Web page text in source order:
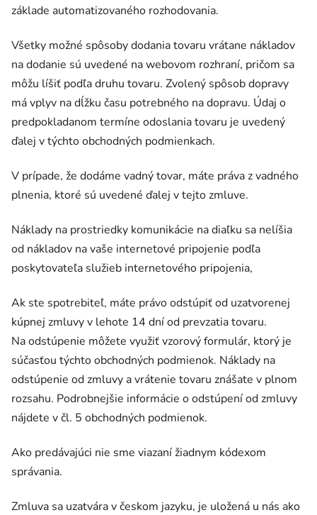
základe automatizovaného rozhodovania.
Všetky možné spôsoby dodania tovaru vrátane nákladov
na dodanie sú uvedené na webovom rozhraní, pričom sa
môžu líšiť podľa druhu tovaru. Zvolený spôsob dopravy
má vplyv na dĺžku času potrebného na dopravu. Údaj o
predpokladanom termíne odoslania tovaru je uvedený
ďalej v týchto obchodných podmienkach.
V prípade, že dodáme vadný tovar, máte práva z vadného
plnenia, ktoré sú uvedené ďalej v tejto zmluve.
Náklady na prostriedky komunikácie na diaľku sa nelíšia
od nákladov na vaše internetové pripojenie podľa
poskytovateľa služieb internetového pripojenia,
Ak ste spotrebiteľ, máte právo odstúpiť od uzatvorenej
kúpnej zmluvy v lehote 14 dní od prevzatia tovaru.
Na odstúpenie môžete využiť vzorový formulár, ktorý je
súčasťou týchto obchodných podmienok. Náklady na
odstúpenie od zmluvy a vrátenie tovaru znášate v plnom
rozsahu. Podrobnejšie informácie o odstúpení od zmluvy
nájdete v čl. 5 obchodných podmienok.
Ako predávajúci nie sme viazaní žiadnym kódexom
správania.
Zmluva sa uzatvára v českom jazyku, je uložená u nás ako